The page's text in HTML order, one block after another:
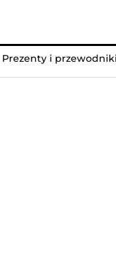
Prezenty i